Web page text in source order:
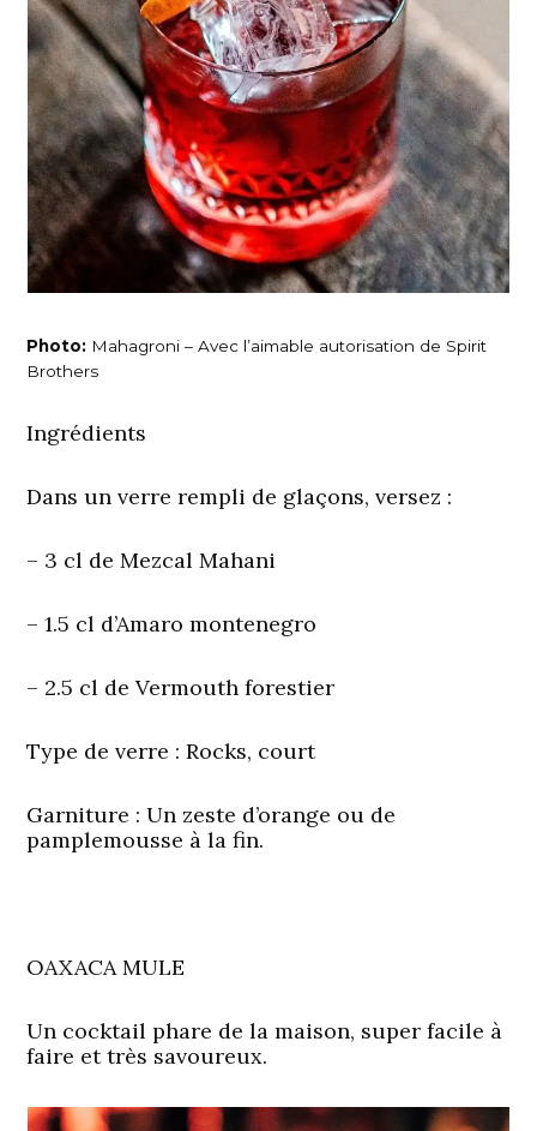
Photo: Mahagroni – Avec l’aimable autorisation de Spirit
Brothers
Ingrédients
Dans un verre rempli de glaçons, versez :
– 3 cl de Mezcal Mahani
– 1.5 cl d’Amaro montenegro
– 2.5 cl de Vermouth forestier
Type de verre : Rocks, court
Garniture : Un zeste d’orange ou de
pamplemousse à la fin.
OAXACA MULE
Un cocktail phare de la maison, super facile à
faire et très savoureux.